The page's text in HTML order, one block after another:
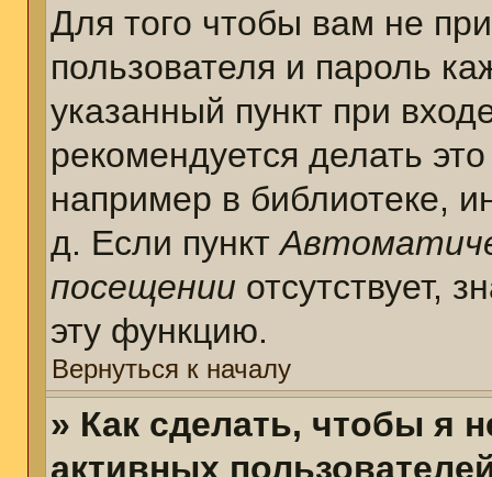
Для того чтобы вам не
пользователя и пароль
указанный пункт при
рекомендуется делать
например в библиотеке,
д. Если пункт
посещении отсутствует,
эту функцию.
Вернуться к началу
» Как сделать, чтобы я
активных